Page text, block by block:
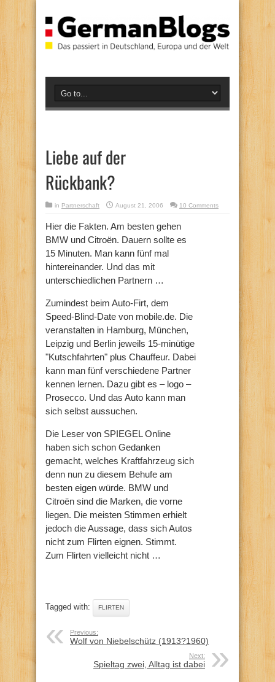
Liebe auf der
Rückbank?
in Partnerschaft August 21, 2006 10 Comments
Hier die Fakten. Am besten gehen
BMW und Citroën. Dauern sollte es
15 Minuten. Man kann fünf mal
hintereinander. Und das mit
unterschiedlichen Partnern …
Zumindest beim Auto-Firt, dem
Speed-Blind-Date von mobile.de. Die
veranstalten in Hamburg, München,
Leipzig und Berlin jeweils 15-minütige
"Kutschfahrten" plus Chauffeur. Dabei
kann man fünf verschiedene Partner
kennen lernen. Dazu gibt es – logo –
Prosecco. Und das Auto kann man
sich selbst aussuchen.
Die Leser von SPIEGEL Online
haben sich schon Gedanken
gemacht, welches Kraftfahrzeug sich
denn nun zu diesem Behufe am
besten eigen würde. BMW und
Citroën sind die Marken, die vorne
liegen. Die meisten Stimmen erhielt
jedoch die Aussage, dass sich Autos
nicht zum Flirten eignen. Stimmt.
Zum Flirten vielleicht nicht …
Tagged with: FLIRTEN
Previous:
Wolf von Niebelschütz (1913?1960)
Next:
Spieltag zwei, Alltag ist dabei